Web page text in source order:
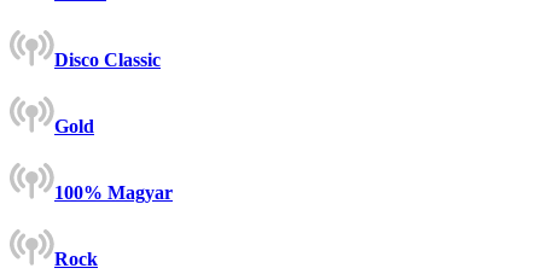
Disco Classic
Gold
100% Magyar
Rock